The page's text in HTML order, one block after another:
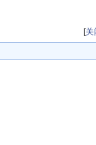
[关